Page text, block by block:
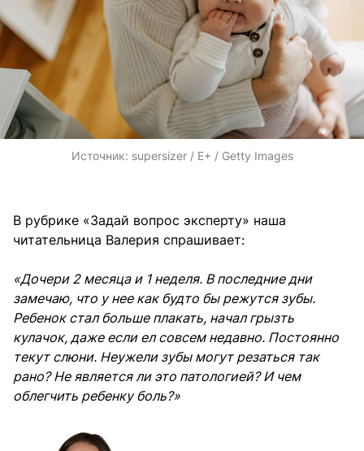
Источник: supersizer / E+ / Getty Images
В рубрике «Задай вопрос эксперту» наша
читательница Валерия спрашивает:
«Дочери 2 месяца и 1 неделя. В последние дни
замечаю, что у нее как будто бы режутся зубы.
Ребенок стал больше плакать, начал грызть
кулачок, даже если ел совсем недавно. Постоянно
текут слюни. Неужели зубы могут резаться так
рано? Не является ли это патологией? И чем
облегчить ребенку боль?»